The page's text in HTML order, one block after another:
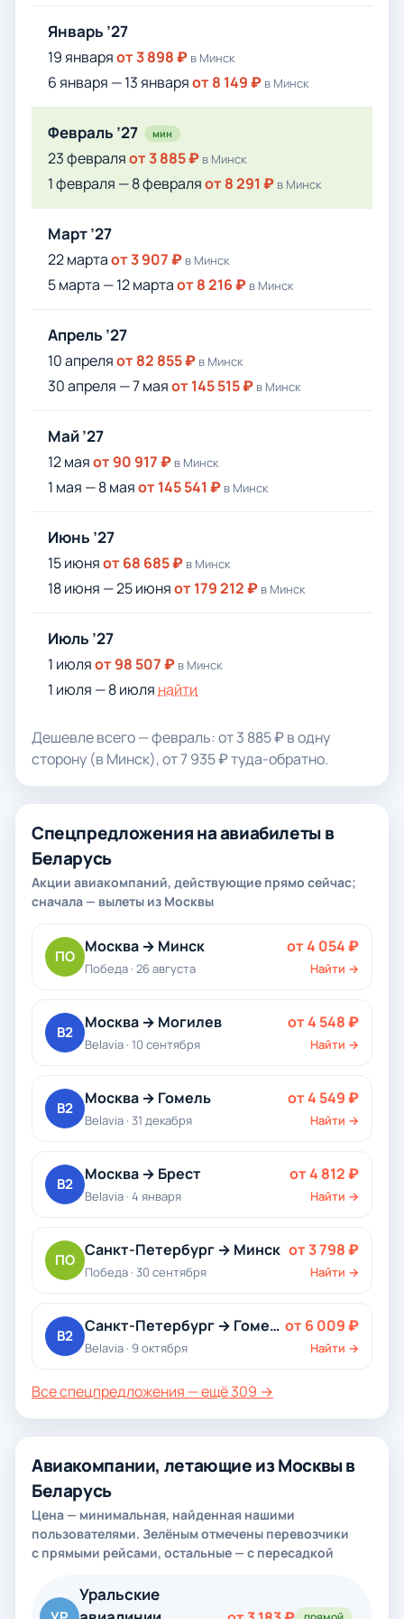
Январь ’27
19 январяот 3 898 ₽ в Минск
6 января — 13 январяот 8 149 ₽ в Минск
Февраль ’27 мин
23 февраляот 3 885 ₽ в Минск
1 февраля — 8 февраляот 8 291 ₽ в Минск
Март ’27
22 мартаот 3 907 ₽ в Минск
5 марта — 12 мартаот 8 216 ₽ в Минск
Апрель ’27
10 апреляот 82 855 ₽ в Минск
30 апреля — 7 маяот 145 515 ₽ в Минск
Май ’27
12 маяот 90 917 ₽ в Минск
1 мая — 8 маяот 145 541 ₽ в Минск
Июнь ’27
15 июняот 68 685 ₽ в Минск
18 июня — 25 июняот 179 212 ₽ в Минск
Июль ’27
1 июляот 98 507 ₽ в Минск
1 июля — 8 июля найти
Дешевле всего — февраль: от 3 885 ₽ в одну
сторону (в Минск), от 7 935 ₽ туда-обратно.
Спецпредложения на авиабилеты в
Беларусь
Акции авиакомпаний, действующие прямо сейчас;
сначала — вылеты из Москвы
ПО
Москва → Минск
Победа · 26 августа
от 4 054 ₽
Найти →
B2
Москва → Могилев
Belavia · 10 сентября
от 4 548 ₽
Найти →
B2
Москва → Гомель
Belavia · 31 декабря
от 4 549 ₽
Найти →
B2
Москва → Брест
Belavia · 4 января
от 4 812 ₽
Найти →
ПО
Санкт-Петербург → Минск
Победа · 30 сентября
от 3 798 ₽
Найти →
B2
Санкт-Петербург → Гомель
Belavia · 9 октября
от 6 009 ₽
Найти →
Все спецпредложения — ещё 309 →
Авиакомпании, летающие из Москвы в
Беларусь
Цена — минимальная, найденная нашими
пользователями. Зелёным отмечены перевозчики
с прямыми рейсами, остальные — с пересадкой
Уральские